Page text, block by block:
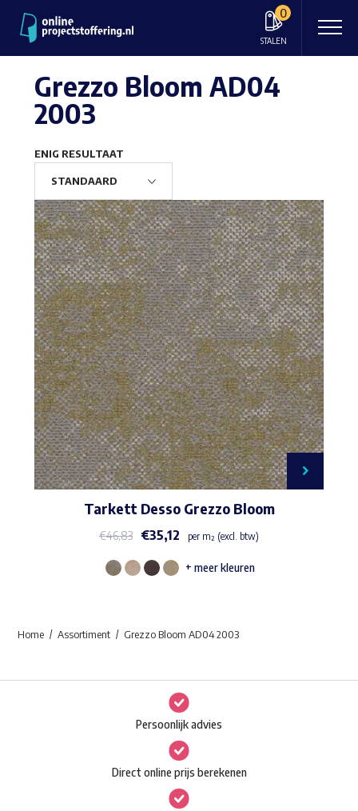
0
STALEN
Waar ben je naar op zoek?
Grezzo Bloom AD04
2003
ENIG RESULTAAT
Tarkett Desso Grezzo Bloom
€46,83 €35,12 per m² (excl. btw)
Dit
Deze
optie
kan
gekozen
worden
op
+ meer kleuren
Home Assortiment Grezzo Bloom AD04 2003
Persoonlijk advies
Direct online prijs berekenen